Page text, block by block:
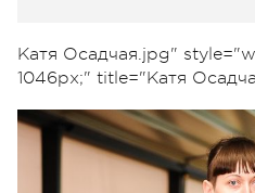
Катя Осадчая.jpg"
1046px;" title="Катя